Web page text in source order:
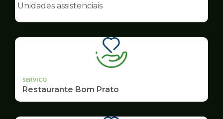
Assistência
Unidades assistenciais
SERVICO
Restaurante Bom Prato